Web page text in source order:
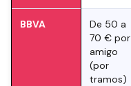
BBVA
De 50 a
70 € por
amigo
(por
tramos)